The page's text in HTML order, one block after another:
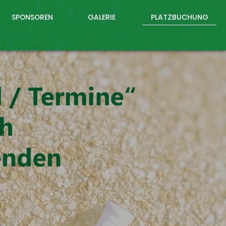
SPONSOREN GALERIE PLATZBUCHUNG